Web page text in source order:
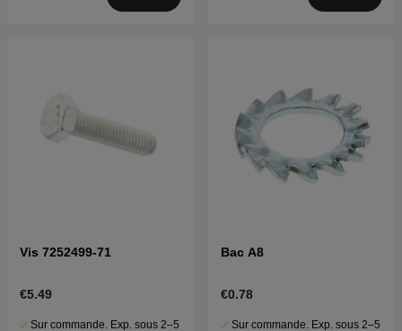
Vis 7252499-71
€5.49
Sur commande. Exp. sous 2–5
Bac A8
€0.78
Sur commande. Exp. sous 2–5